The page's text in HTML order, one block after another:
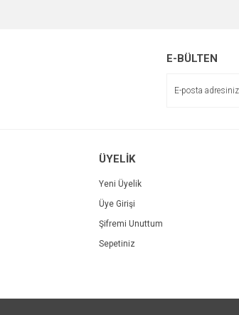
E-BÜLTEN
ÜYELİK
Yeni Üyelik
Üye Girişi
Şifremi Unuttum
Sepetiniz